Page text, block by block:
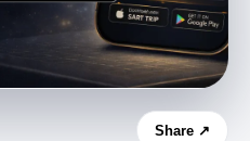
Share ↗